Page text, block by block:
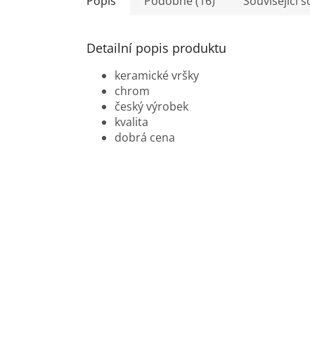
Detailní popis produktu
keramické vršky
chrom
český výrobek
kvalita
dobrá cena